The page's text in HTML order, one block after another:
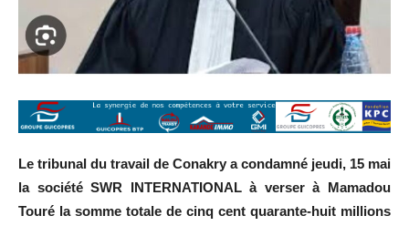
Le tribunal du travail de Conakry a condamné jeudi, 15 mai
la société SWR INTERNATIONAL à verser à Mamadou
Touré la somme totale de cinq cent quarante-huit millions